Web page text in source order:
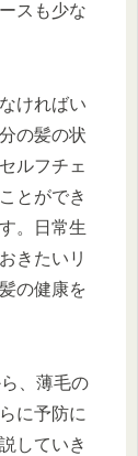
スも少な
ければい
の髪の状
ルフチェ
とができ
。日常生
きたいリ
の健康を
、薄毛の
に予防に
していき